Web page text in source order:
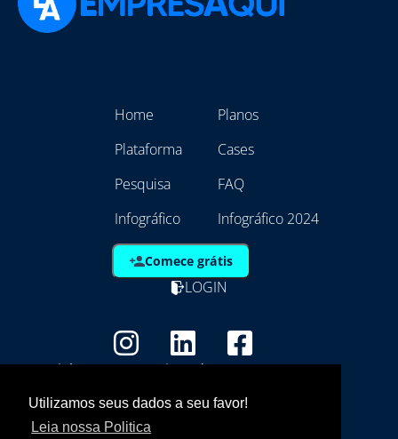
Utilizamos seus dados a seu favor!
Leia nossa Politica
Home
Plataforma
Pesquisa
Infográfico
Planos
Cases
FAQ
Infográfico 2024
Comece grátis
LOGIN
Copyright - Marca Registrada
21.792.257/0001/01